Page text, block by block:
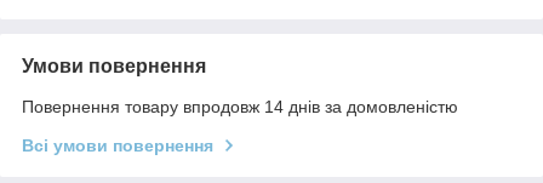
Умови повернення
Повернення товару впродовж 14 днів за домовленістю
Всі умови повернення